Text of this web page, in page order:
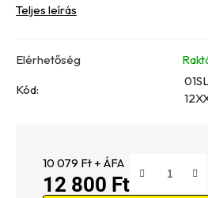
Teljes leírás
Elérhetőség
Kód:
10 079 Ft + ÁFA
12 800 Ft